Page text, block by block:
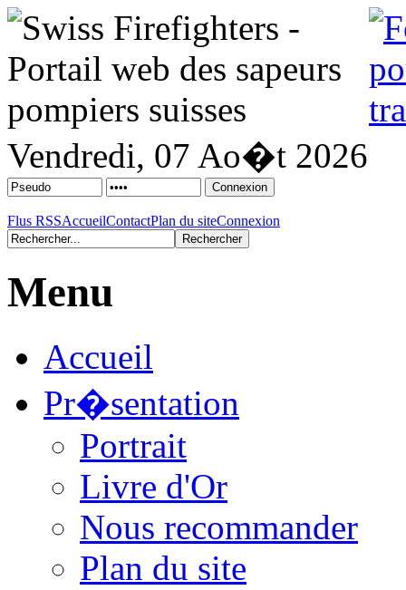
Vendredi, 07 Ao�t 2026
Flus RSSAccueilContactPlan du siteConnexion
Menu
Accueil
Pr�sentation
Portrait
Livre d'Or
Nous recommander
Plan du site